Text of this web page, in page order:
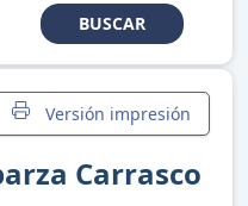
BUSCAR
Versión impresión
Carrasco